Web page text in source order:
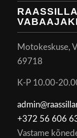
Motokeskuse,
69718
K-P 10.00-
+372 56 606
Vastame